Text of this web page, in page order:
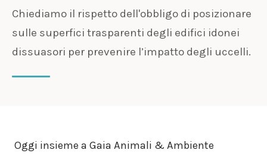
Chiediamo il rispetto dell'obbligo di posizionare
sulle superfici trasparenti degli edifici idonei
dissuasori per prevenire l’impatto degli uccelli.
Oggi insieme a Gaia Animali & Ambiente